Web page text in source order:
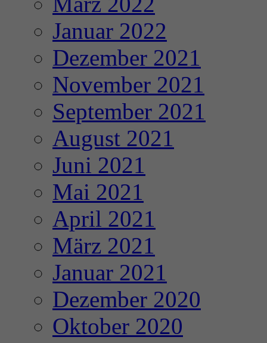
Januar 2022
Dezember 2021
November 2021
September 2021
August 2021
Juni 2021
Mai 2021
April 2021
März 2021
Januar 2021
Dezember 2020
Oktober 2020